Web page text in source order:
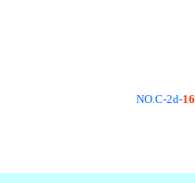
NO.C-2d-16